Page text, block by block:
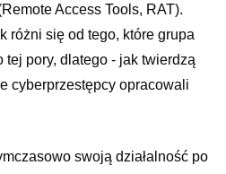
Access Tools, RAT).
różni się od tego, które grupa
tej pory, dlatego - jak twierdzą
cyberprzestępcy opracowali
swoją działalność po